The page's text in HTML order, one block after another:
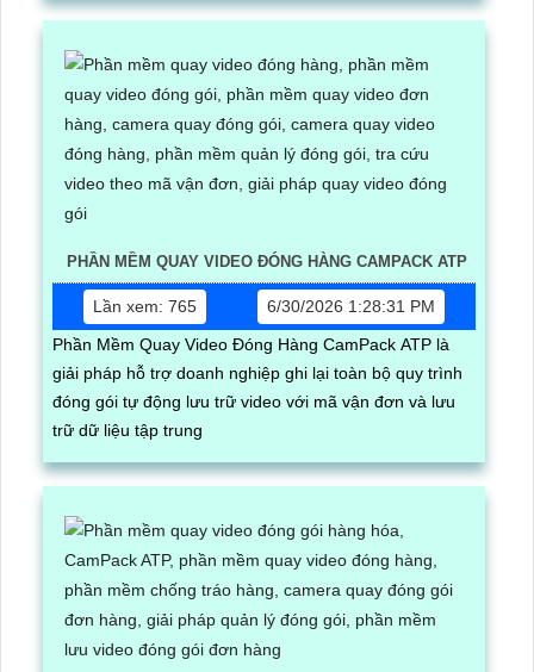
PHẦN MỀM QUAY VIDEO ĐÓNG HÀNG CAMPACK ATP
Lần xem: 765
6/30/2026 1:28:31 PM
Phần Mềm Quay Video Đóng Hàng CamPack ATP là
giải pháp hỗ trợ doanh nghiệp ghi lại toàn bộ quy trình
đóng gói tự động lưu trữ video với mã vận đơn và lưu
trữ dữ liệu tập trung